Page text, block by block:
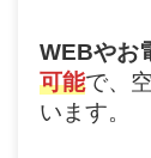
WEBやお
可能で、
います。